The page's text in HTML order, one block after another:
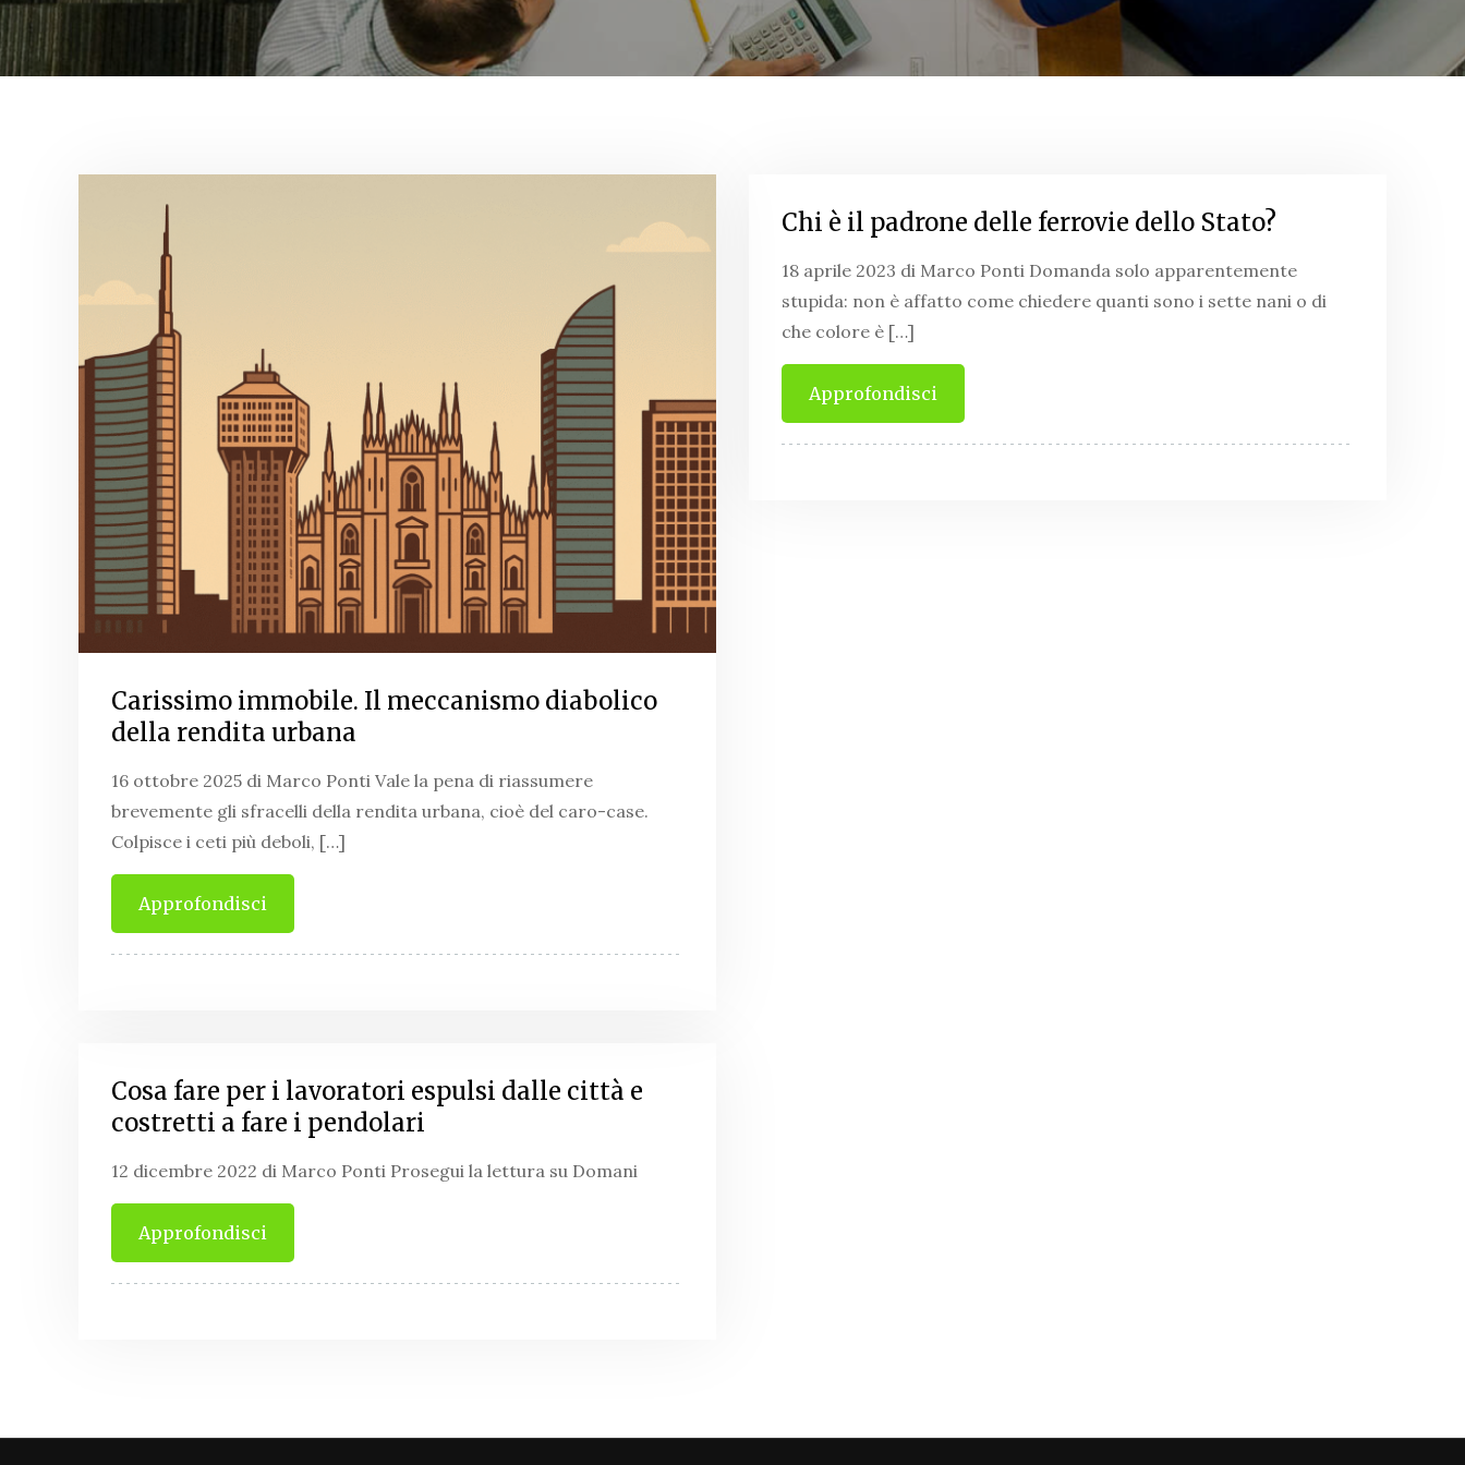
Carissimo immobile. Il meccanismo diabolico
della rendita urbana
16 ottobre 2025 di Marco Ponti Vale la pena di riassumere
brevemente gli sfracelli della rendita urbana, cioè del caro-case.
Colpisce i ceti più deboli, […]
Approfondisci
Chi è il padrone delle ferrovie dello Stato?
18 aprile 2023 di Marco Ponti Domanda solo apparentemente
stupida: non è affatto come chiedere quanti sono i sette nani o di
che colore è […]
Approfondisci
Cosa fare per i lavoratori espulsi dalle città e
costretti a fare i pendolari
12 dicembre 2022 di Marco Ponti Prosegui la lettura su Domani
Approfondisci